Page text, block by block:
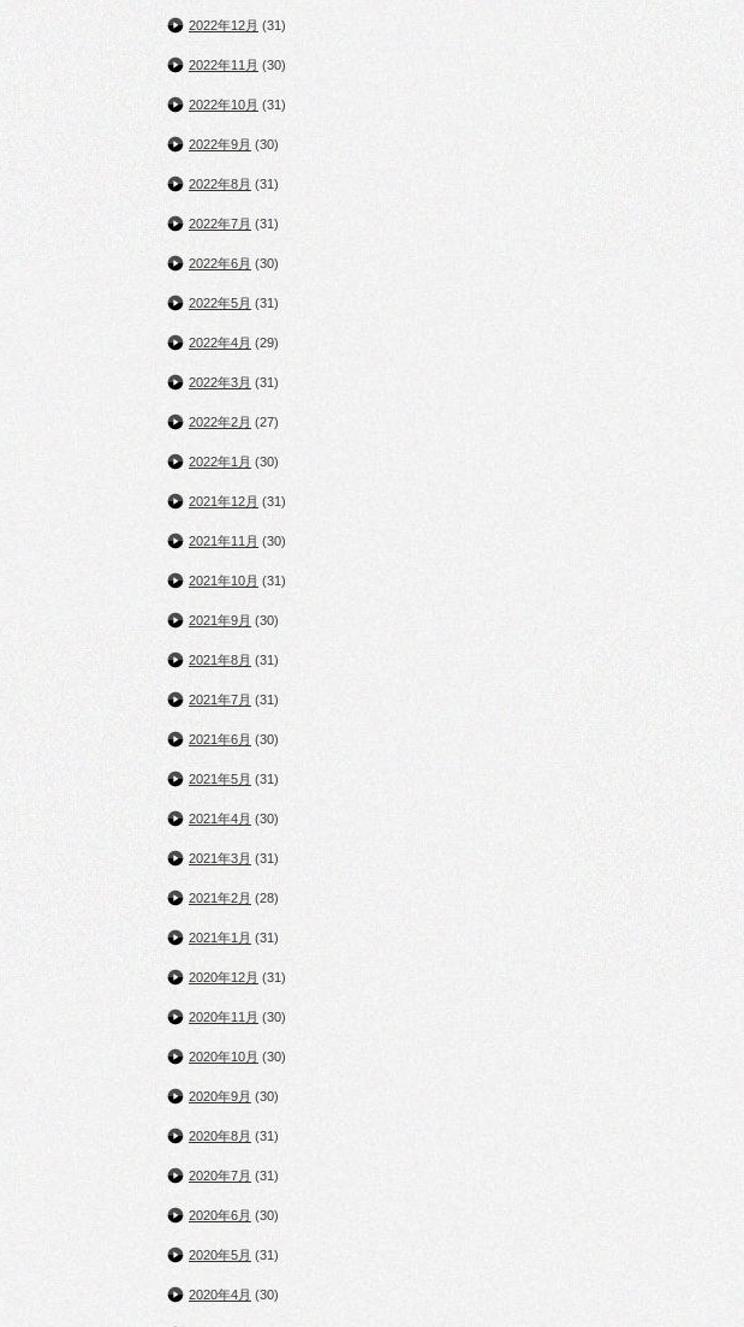
2022年12月 (31)
2022年11月 (30)
2022年10月 (31)
2022年9月 (30)
2022年8月 (31)
2022年7月 (31)
2022年6月 (30)
2022年5月 (31)
2022年4月 (29)
2022年3月 (31)
2022年2月 (27)
2022年1月 (30)
2021年12月 (31)
2021年11月 (30)
2021年10月 (31)
2021年9月 (30)
2021年8月 (31)
2021年7月 (31)
2021年6月 (30)
2021年5月 (31)
2021年4月 (30)
2021年3月 (31)
2021年2月 (28)
2021年1月 (31)
2020年12月 (31)
2020年11月 (30)
2020年10月 (30)
2020年9月 (30)
2020年8月 (31)
2020年7月 (31)
2020年6月 (30)
2020年5月 (31)
2020年4月 (30)